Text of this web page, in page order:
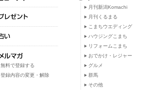
無料で登録する
登録内容の変更・解除
月刊新潟Komachi
月刊くるまる
こまちウエディング
ハウジングこまち
リフォームこまち
おでかけ・レジャー
グルメ
群馬
その他